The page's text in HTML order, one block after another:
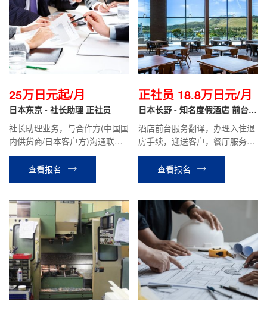
25万日元起/月
日本东京 - 社长助理 正社员
社长助理业务，与合作方(中国国
内供货商/日本客户方)沟通联
络，翻译，开车与社长同行拜访
客户，公司内部联络协调，与千
叶仓库进行货物部品调配等相关
查看报名
正社员 18.8万日元/月
日本长野 - 知名度假酒店 前台翻
酒店前台服务翻译，办理入住退
房手续，迎送客户，餐厅服务，
礼品店销售等酒店安排的相关工
查看报名